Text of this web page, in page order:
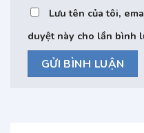
Lưu tên của tôi,
duyệt này cho lần bình